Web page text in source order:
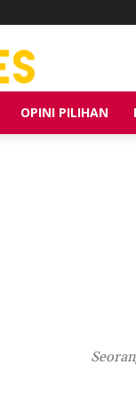
OPINI PILIHAN